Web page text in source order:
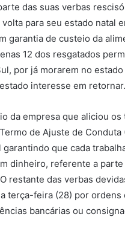
das suas verbas
para seu estado natal
garantia de custeio da
12 dos resgatados
por já morarem no
interesse em retornar.
da empresa que aliciou os
de Ajuste de Conduta
garantindo que cada
dinheiro, referente a parte
restante das verbas
terça-feira (28) por ordens
bancárias ou